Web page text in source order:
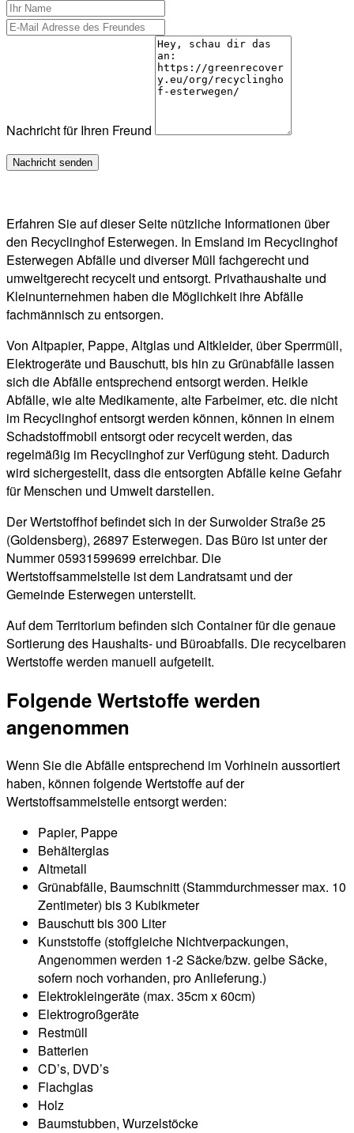
Nachricht für Ihren Freund
Erfahren Sie auf dieser Seite nützliche Informationen über
den Recyclinghof Esterwegen. In Emsland im Recyclinghof
Esterwegen Abfälle und diverser Müll fachgerecht und
umweltgerecht recycelt und entsorgt. Privathaushalte und
Kleinunternehmen haben die Möglichkeit ihre Abfälle
fachmännisch zu entsorgen.
Von Altpapier, Pappe, Altglas und Altkleider, über Sperrmüll,
Elektrogeräte und Bauschutt, bis hin zu Grünabfälle lassen
sich die Abfälle entsprechend entsorgt werden. Heikle
Abfälle, wie alte Medikamente, alte Farbeimer, etc. die nicht
im Recyclinghof entsorgt werden können, können in einem
Schadstoffmobil entsorgt oder recycelt werden, das
regelmäßig im Recyclinghof zur Verfügung steht. Dadurch
wird sichergestellt, dass die entsorgten Abfälle keine Gefahr
für Menschen und Umwelt darstellen.
Der Wertstoffhof befindet sich in der Surwolder Straße 25
(Goldensberg), 26897 Esterwegen. Das Büro ist unter der
Nummer 05931599699 erreichbar. Die
Wertstoffsammelstelle ist dem Landratsamt und der
Gemeinde Esterwegen unterstellt.
Auf dem Territorium befinden sich Container für die genaue
Sortierung des Haushalts- und Büroabfalls. Die recycelbaren
Wertstoffe werden manuell aufgeteilt.
Folgende Wertstoffe werden
angenommen
Wenn Sie die Abfälle entsprechend im Vorhinein aussortiert
haben, können folgende Wertstoffe auf der
Wertstoffsammelstelle entsorgt werden:
Papier, Pappe
Behälterglas
Altmetall
Grünabfälle, Baumschnitt (Stammdurchmesser max. 10
Zentimeter) bis 3 Kubikmeter
Bauschutt bis 300 Liter
Kunststoffe (stoffgleiche Nichtverpackungen,
Angenommen werden 1-2 Säcke/bzw. gelbe Säcke,
sofern noch vorhanden, pro Anlieferung.)
Elektrokleingeräte (max. 35cm x 60cm)
Elektrogroßgeräte
Restmüll
Batterien
CD’s, DVD’s
Flachglas
Holz
Baumstubben, Wurzelstöcke